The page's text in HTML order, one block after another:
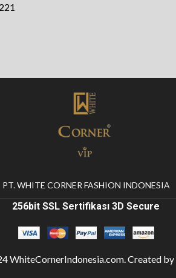
PT. WHITE CORNER FASHION INDONESIA
256bit SSL Sertifikası 3D Secure
WhiteCornerIndonesia.com . Created by